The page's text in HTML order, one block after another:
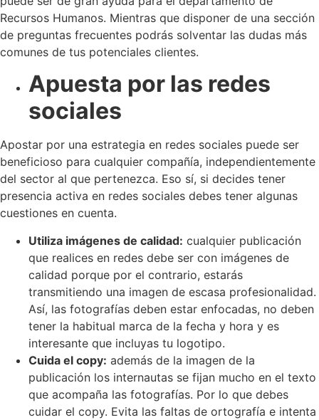
Recursos Humanos. Mientras que disponer de una sección
de preguntas frecuentes podrás solventar las dudas más
comunes de tus potenciales clientes.
Apuesta por las redes
sociales
Apostar por una estrategia en redes sociales puede ser
beneficioso para cualquier compañía, independientemente
del sector al que pertenezca. Eso sí, si decides tener
presencia activa en redes sociales debes tener algunas
cuestiones en cuenta.
Utiliza imágenes de calidad: cualquier publicación
que realices en redes debe ser con imágenes de
calidad porque por el contrario, estarás
transmitiendo una imagen de escasa profesionalidad.
Así, las fotografías deben estar enfocadas, no deben
tener la habitual marca de la fecha y hora y es
interesante que incluyas tu logotipo.
Cuida el copy: además de la imagen de la
publicación los internautas se fijan mucho en el texto
que acompaña las fotografías. Por lo que debes
cuidar el copy. Evita las faltas de ortografía e intenta